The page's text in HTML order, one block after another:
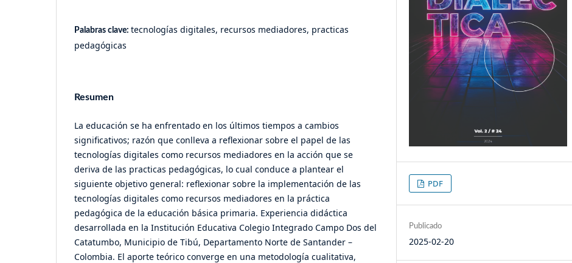
Palabras clave: tecnologías digitales, recursos mediadores, practicas
pedagógicas
Resumen
La educación se ha enfrentado en los últimos tiempos a cambios
significativos; razón que conlleva a reflexionar sobre el papel de las
tecnologías digitales como recursos mediadores en la acción que se
deriva de las practicas pedagógicas, lo cual conduce a plantear el
siguiente objetivo general: reflexionar sobre la implementación de las
tecnologías digitales como recursos mediadores en la práctica
pedagógica de la educación básica primaria. Experiencia didáctica
desarrollada en la Institución Educativa Colegio Integrado Campo Dos del
Catatumbo, Municipio de Tibú, Departamento Norte de Santander –
Colombia. El aporte teórico converge en una metodología cualitativa,
PDF
Publicado
2025-02-20